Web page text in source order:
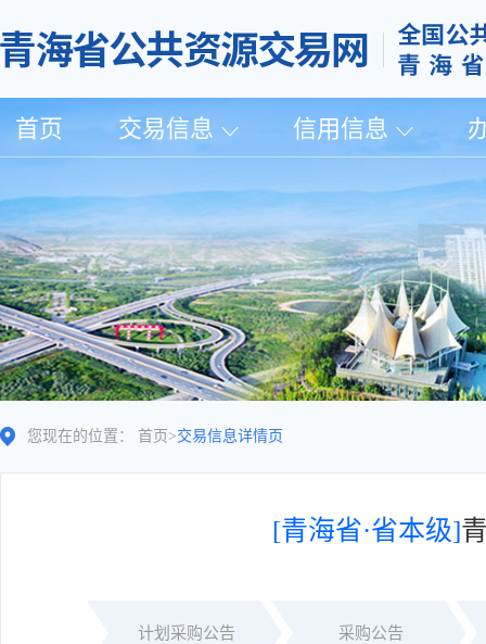
首页 交易信息 信用信息
您现在的位置： 首页 >交易信息详情页
[青海省·省本级]
计划采购公告 采购公告